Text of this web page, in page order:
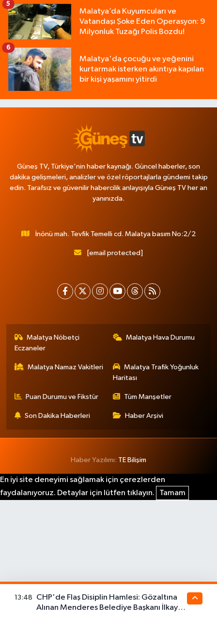
Malatya’da Kuyumcuları ve
Vatandaşı Şoke Eden Operasyon: 9
Milyonluk Tuzağı Polis Bozdu!
5
Malatya'da çocuğu ve yeğenini
kurtarmak isterken akıntıya kapılan
bir kişi yaşamını yitirdi
6
Güneş TV, Türkiye'nin haber kaynağı. Güncel haberler, son
dakika gelişmeleri, analizler ve özel röportajlarla gündemi takip
edin. Tarafsız ve güvenilir habercilik anlayışıyla Güneş TV her an
yanınızda.
İnönü mah. Tevfik Temelli cd. Malatya basım No:2/2
[email protected]
Malatya Nöbetçi
Eczaneler
Malatya Hava Durumu
Malatya Namaz Vakitleri
Malatya Trafik Yoğunluk
Haritası
Puan Durumu ve Fikstür Tüm Manşetler
Son Dakika Haberleri Haber Arşivi
Haber Yazılımı: TE Bilişim
En iyi site deneyimi sağlamak için çerezlerden
faydalanıyoruz. Detaylar için lütfen tıklayın.
Tamam
13:48
CHP'de Flaş Disiplin Hamlesi: Gözaltına
Alınan Menderes Belediye Başkanı İlkay